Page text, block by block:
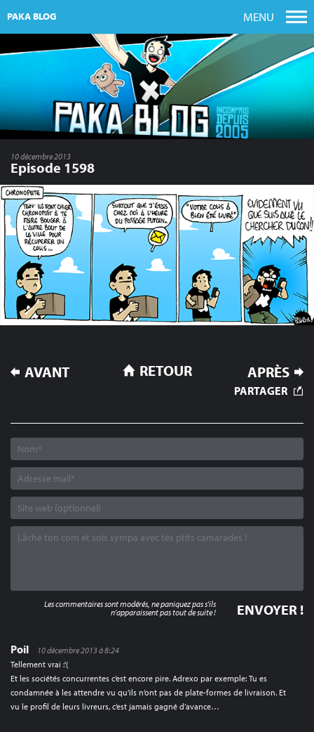
PAKA BLOG MENU
10 décembre 2013
Episode 1598
NAVIGATION
DE
AVANT APRÈS
RETOUR
PARTAGER
Poil
10 décembre 2013 à 8:24
Tellement vrai :'(
Et les sociétés concurrentes c’est encore pire. Adrexo par exemple: Tu es
condamnée à les attendre vu qu’ils n’ont pas de plate-formes de livraison. Et
vu le profil de leurs livreurs, c’est jamais gagné d’avance…
Les commentaires sont modérés, ne paniquez pas s'ils
n'apparaissent pas tout de suite !